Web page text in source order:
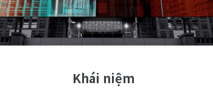
Khái niệm